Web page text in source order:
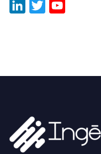
Li T
h